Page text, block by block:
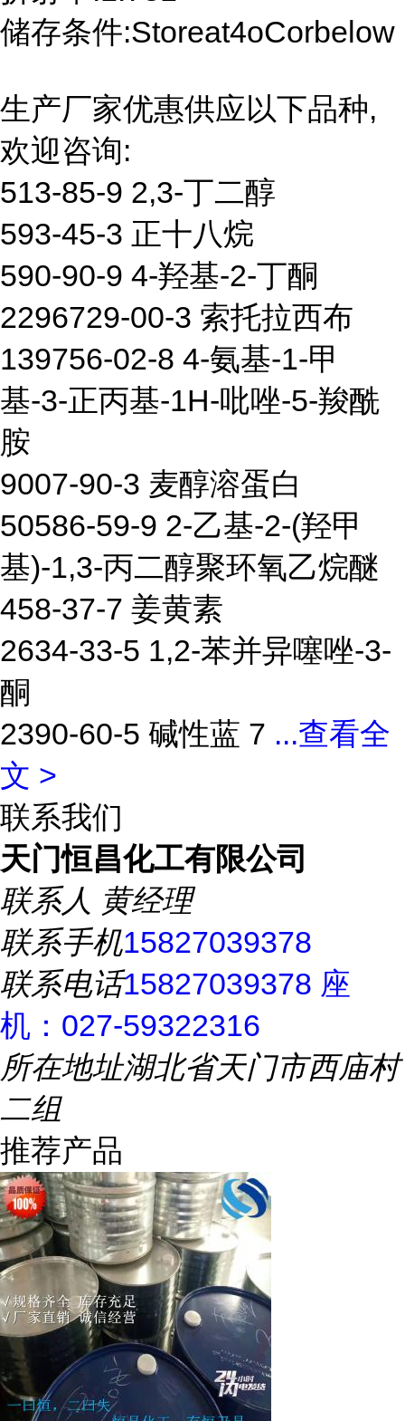
储存条件:Storeat4oCorbelow
生产厂家优惠供应以下品种,
欢迎咨询:
513-85-9 2,3-丁二醇
593-45-3 正十八烷
590-90-9 4-羟基-2-丁酮
2296729-00-3 索托拉西布
139756-02-8 4-氨基-1-甲
基-3-正丙基-1H-吡唑-5-羧酰
胺
9007-90-3 麦醇溶蛋白
50586-59-9 2-乙基-2-(羟甲
基)-1,3-丙二醇聚环氧乙烷醚
458-37-7 姜黄素
2634-33-5 1,2-苯并异噻唑-3-
酮
2390-60-5 碱性蓝 7 ...查看全
文 >
联系我们
天门恒昌化工有限公司
联系人 黄经理
联系手机15827039378
联系电话15827039378 座
机：027-59322316
所在地址湖北省天门市西庙村
二组
推荐产品